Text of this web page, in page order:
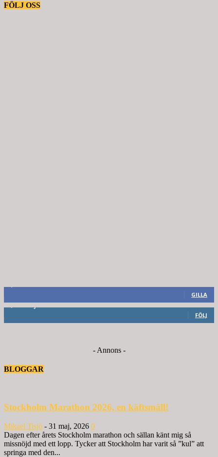
FÖLJ OSS
GILLA
FÖLJ
- Annons -
BLOGGAR
Stockholm Marathon 2026, en käftsmäll!
Mikael Tisjö - 31 maj, 2026 0
Dagen efter årets Stockholm marathon och sällan känt mig så
missnöjd med ett lopp. Tycker att Stockholm har varit så ”kul” att
springa med den...